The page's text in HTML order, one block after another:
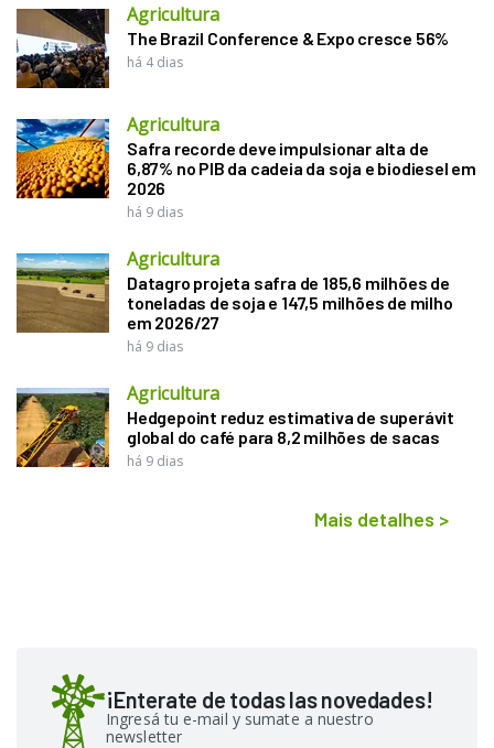
Agricultura
The Brazil Conference & Expo cresce 56%
há 4 dias
Agricultura
Safra recorde deve impulsionar alta de
6,87% no PIB da cadeia da soja e biodiesel em
2026
há 9 dias
Agricultura
Datagro projeta safra de 185,6 milhões de
toneladas de soja e 147,5 milhões de milho
em 2026/27
há 9 dias
Agricultura
Hedgepoint reduz estimativa de superávit
global do café para 8,2 milhões de sacas
há 9 dias
Mais detalhes >
¡Enterate de todas las novedades!
Ingresá tu e-mail y sumate a nuestro
newsletter